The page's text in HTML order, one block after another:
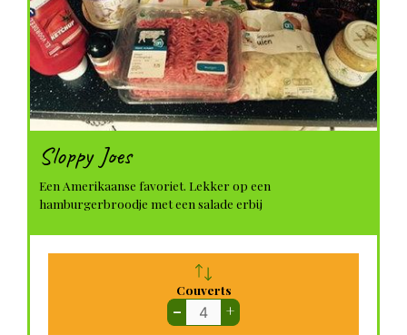
Sloppy Joes
Een Amerikaanse favoriet. Lekker op een
hamburgerbroodje met een salade erbij
Couverts
– +